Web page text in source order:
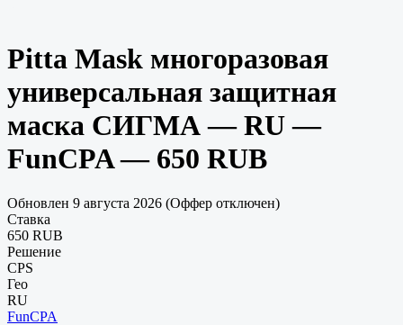
Pitta Mask многоразовая
универсальная защитная
маска СИГМА — RU —
FunCPA — 650 RUB
Обновлен 9 августа 2026 (Оффер отключен)
Ставка
650 RUB
Решение
CPS
Гео
RU
FunCPA